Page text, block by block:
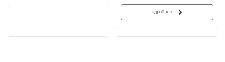
Подробнее